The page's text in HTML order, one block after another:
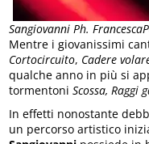
Sangiovanni Ph.
Mentre i giovanissimi
Cortocircuito, Cadere
qualche anno in più si
tormentoniScossa, Raggi
In effetti nonostante
un percorso artistico